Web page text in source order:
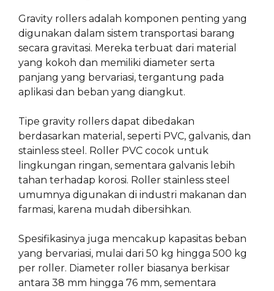
Gravity rollers adalah komponen penting yang
digunakan dalam sistem transportasi barang
secara gravitasi. Mereka terbuat dari material
yang kokoh dan memiliki diameter serta
panjang yang bervariasi, tergantung pada
aplikasi dan beban yang diangkut.
Tipe gravity rollers dapat dibedakan
berdasarkan material, seperti PVC, galvanis, dan
stainless steel. Roller PVC cocok untuk
lingkungan ringan, sementara galvanis lebih
tahan terhadap korosi. Roller stainless steel
umumnya digunakan di industri makanan dan
farmasi, karena mudah dibersihkan.
Spesifikasinya juga mencakup kapasitas beban
yang bervariasi, mulai dari 50 kg hingga 500 kg
per roller. Diameter roller biasanya berkisar
antara 38 mm hingga 76 mm, sementara